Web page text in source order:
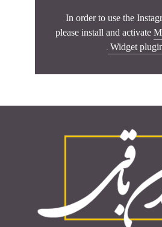
In order to use the
please install and activate
Widget
.